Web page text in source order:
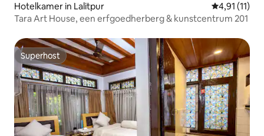
Hotelkamer in Lalitpur Gemiddelde
4,91 (11)
Tara Art House, een erfgoedherberg & kunstcentrum 201
Superhost
Superhost